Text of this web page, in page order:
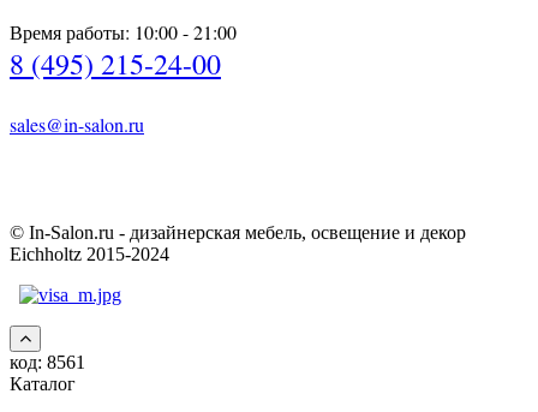
Время работы: 10:00 - 21:00
8 (495) 215-24-00
sales@in-salon.ru
© In-Salon.ru - дизайнерская мебель, освещение и декор
Eichholtz 2015-2024
код: 8561
Каталог